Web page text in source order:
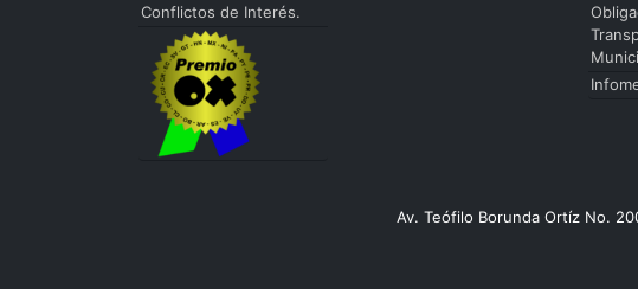
Conflictos de Interés.
Av. Teófilo Borunda Ortíz No.